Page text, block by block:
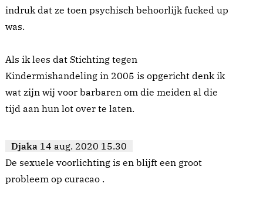
indruk dat ze toen psychisch behoorlijk fucked up
was.
Als ik lees dat Stichting tegen
Kindermishandeling in 2005 is opgericht denk ik
wat zijn wij voor barbaren om die meiden al die
tijd aan hun lot over te laten.
Djaka 14 aug. 2020 15.30
De sexuele voorlichting is en blijft een groot
probleem op curacao .